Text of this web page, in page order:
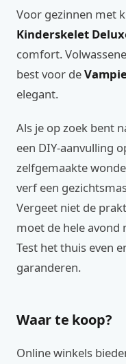
Voor gezinnen met
Kinderskelet
comfort.
best voor de
elegant.
Als je op zoek bent
een DIY-aanvulling
zelfgemaakte
verf een
Vergeet niet de
moet de hele
Test het thuis even
garanderen.
Waar te koop?
Online winkels